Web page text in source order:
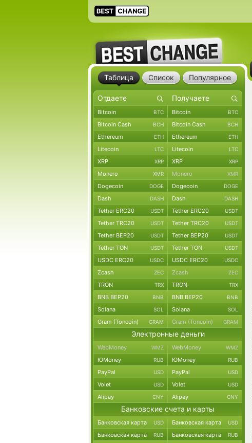
Таблица Список Популярное
Bitcoin BTC Bitcoin BTC
Bitcoin Cash BCH Bitcoin Cash BCH
Ethereum ETH Ethereum ETH
Litecoin LTC Litecoin LTC
XRP XRP XRP XRP
Monero XMR Monero XMR
Dogecoin DOGE Dogecoin DOGE
Dash DASH Dash DASH
Tether ERC20 USDT Tether ERC20 USDT
Tether TRC20 USDT Tether TRC20 USDT
Tether BEP20 USDT Tether BEP20 USDT
Tether TON USDT Tether TON USDT
USDC ERC20 USDC USDC ERC20 USDC
Zcash ZEC Zcash ZEC
TRON TRX TRON TRX
BNB BEP20 BNB BNB BEP20 BNB
Solana SOL Solana SOL
Gram (Toncoin) GRAM Gram (Toncoin) GRAM
Электронные деньги
WebMoney WMZ WebMoney WMZ
ЮMoney RUB ЮMoney RUB
PayPal USD PayPal USD
Volet USD Volet USD
Alipay CNY Alipay CNY
Банковские счета и карты
Банковская карта USD Банковская карта USD
Банковская карта RUB Банковская карта RUB